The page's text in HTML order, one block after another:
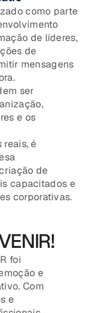
como parte
de líderes,
de
mensagens
ser
e os
reais, é
de
capacitados e
corporativas.
foi
e
Com
e